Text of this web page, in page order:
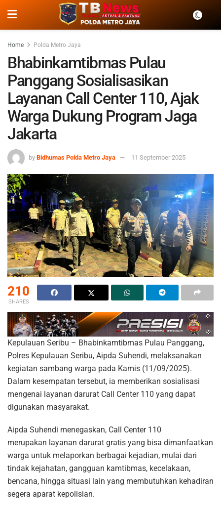
Home Polda Metro Jaya
Bhabinkamtibmas Pulau
Panggang Sosialisasikan
Layanan Call Center 110, Ajak
Warga Dukung Program Jaga
Jakarta
by Bidhumas Polda Metro Jaya 11 September 2025
210
SHARES
Kepulauan Seribu – Bhabinkamtibmas Pulau Panggang,
Polres Kepulauan Seribu, Aipda Suhendi, melaksanakan
kegiatan sambang warga pada Kamis (11/09/2025).
Dalam kesempatan tersebut, ia memberikan sosialisasi
mengenai layanan darurat Call Center 110 yang dapat
digunakan masyarakat.
Aipda Suhendi menegaskan, Call Center 110
merupakan layanan darurat gratis yang bisa dimanfaatkan
warga untuk melaporkan berbagai kejadian, mulai dari
tindak kejahatan, gangguan kamtibmas, kecelakaan,
bencana, hingga situasi lain yang membutuhkan kehadiran
segera aparat kepolisian.